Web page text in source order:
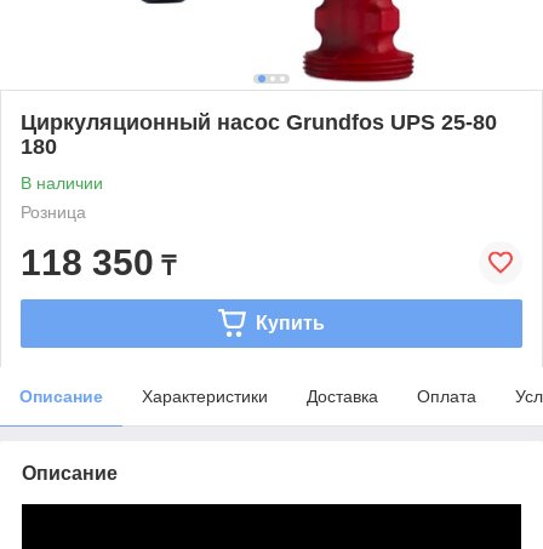
Циркуляционный насос Grundfos UPS 25-80
180
В наличии
Розница
118 350 ₸
Купить
Описание Характеристики Доставка Оплата
Описание